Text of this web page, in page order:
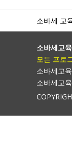
소바세 교
소바세교
모든 프로
소바세교
소바세교